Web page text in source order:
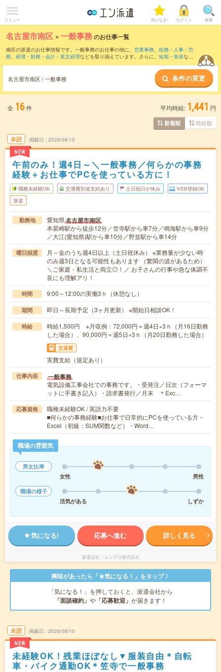
メニュー 気になる! ログイン 検索
名古屋市南区 ×一般事務のお仕事一覧
南区の派遣のお仕事情報です。一般事務のお仕事の他に、 営業事務、 総務・人事・労
務、 経理・財務・会計・英文経理などを取り揃えています。さらに、 短期 ・ 単発など
名古屋市南区 / 一般事務 条件の変更
全 16件 平均時給: 1,441 円
新着順 時給順
未読
NEW
掲載日 2026/08/10
午前のみ！週4日～＼一般事務／何らかの事務
経験＋お仕事でPCを使っている方に！
職種未経験OK 交通費別途支給あり 土日祝日が休み WEB登録OK
派遣
勤務地 愛知県名古屋市南区
本星崎駅から徒歩12分／笠寺駅から車7分／鳴海駅から車9分
／大江(愛知県)駅から車10分／野並駅から車14分
曜日頻度
月～金のうち週4日以上（土日祝休み） ※業務量が少ない時
のみ週3日となる可能性もあります （繁閑の波があるため）
＼ご家庭・私生活と両立◎！／ お子さんの行事や急な体調不
良にも理解アリ！
時間 9:00～12:00の実働3ｈ（休憩なし）
期間 即日～長期予定（3ヶ月更新） ※開始日相談OK！
時給
時給1,500円 ※月収例：72,000円＝週4日×3ｈ（月16日勤務
した場合）、90,000円＝週5日×3ｈ（月20日勤務した場合）
交通費
実費支給（規定あり）
仕事内容 一般事務
電気設備工事会社での事務です。・受発注／日次（フォーマ
ットに手書き記入）・請求書発行／月末 ＊Exc…
応募資格
職種未経験OK / 英語力不要
■何らかの事務経験■お仕事で日常的にPCを使っている方・
Excel（初級：SUM関数など）・Word…
職場の雰囲気
男女比率
女性
男性
職場の様子
活気がある
しずか
気になる! 応募へ進む 詳しく見る
派遣会社 エンプロ株式会社
興味があったら「★気になる！」をタップ！
「気になる！」を押しておくと、派遣会社から
「面談確約」 や 「応募歓迎」 が届きます！
未読
NEW
掲載日 2026/08/10
未経験OK！残業ほぼなし▼服装自由＊自転
車・バイク通勤OK＊笠寺で一般事務